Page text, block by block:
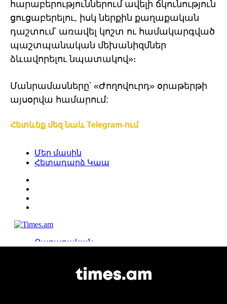
հարաբերություններում ավելի ճկունություն
ցուցաբերելու, իսկ ներքին քաղաքական
դաշտում՝ առավել կոշտ ու համակարգված
պաշտպանական մեխանիզմներ
ձևավորելու նպատակով»։
Մանրամասները՝ «Ժողովուրդ» օրաթերթի
այսօրվա համարում:
Հետևեք մեզ նաև Telegram-ում